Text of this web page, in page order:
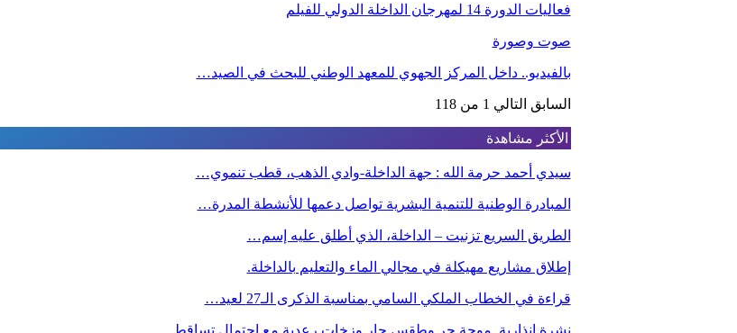
فعاليات الدورة 14 لمهرجان الداخلة الدولي للفيلم
صوت وصورة
بالفيديو.. داخل المركز الجهوي للمعهد الوطني للبحث في الصيد…
السابق التالي 1 من 118
الأكثر مشاهدة
سيدي أحمد حرمة الله : جهة الداخلة-وادي الذهب، قطب تنموي…
المبادرة الوطنية للتنمية البشرية تواصل دعمها للأنشطة المدرة…
الطريق السريع تزنيت – الداخلة، الذي أطلق عليه إسم…
إطلاق مشاريع مهيكلة في مجالي الماء والتعليم بالداخلة.
قراءة في الخطاب الملكي السامي بمناسبة الذكرى الـ27 لعيد…
نشرة إنذارية..موجة حر وطقس حار وزخات رعدية مع احتمال تساقط…